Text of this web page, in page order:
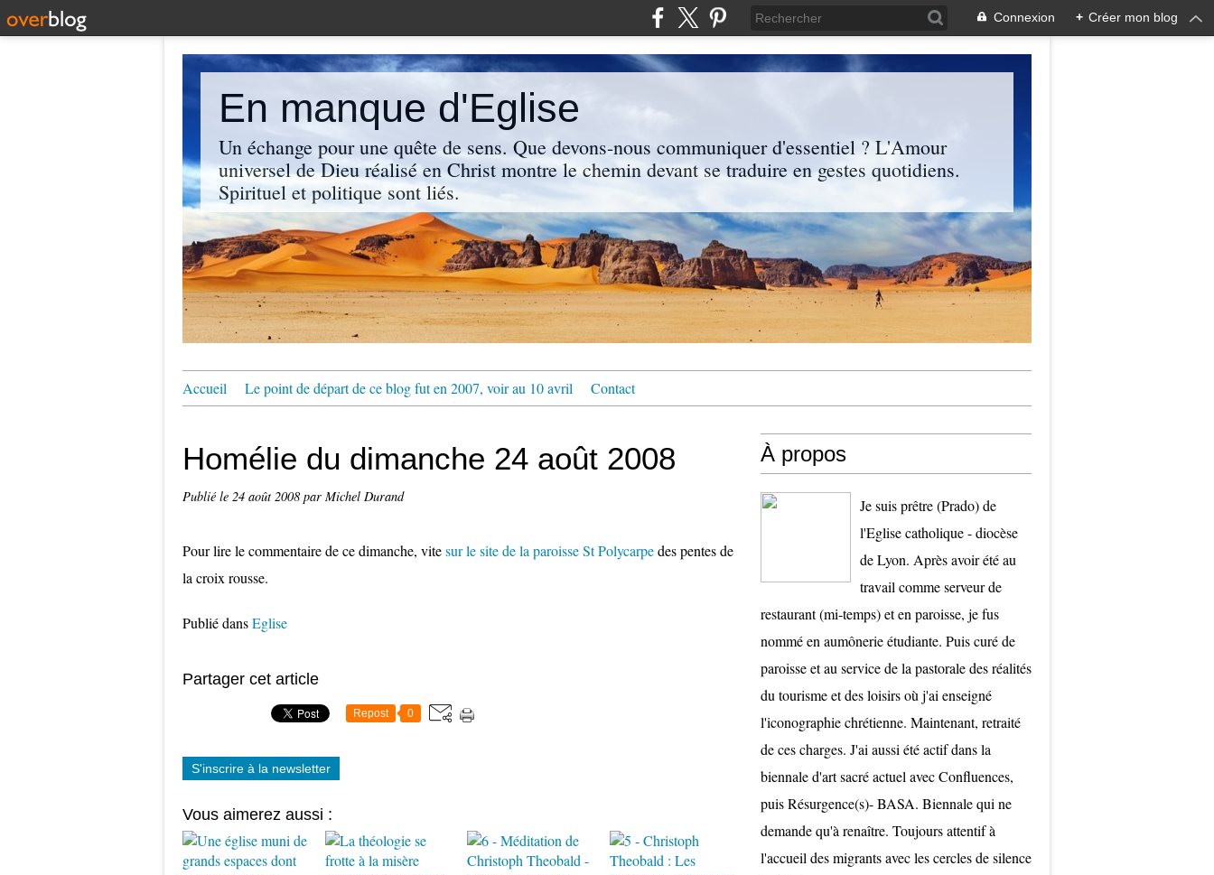
Connexion + Créer mon blog
En manque d'Eglise
Un échange pour une quête de sens. Que devons-nous communiquer d'essentiel ? L'Amour
universel de Dieu réalisé en Christ montre le chemin devant se traduire en gestes quotidiens.
Spirituel et politique sont liés.
Accueil Le point de départ de ce blog fut en 2007, voir au 10 avril Contact
Homélie du dimanche 24 août 2008
Publié le 24 août 2008 par Michel Durand
Pour lire le commentaire de ce dimanche, vitesur le site de la paroisse St Polycarpedes pentes de
la croix rousse.
Publié dansEglise
Partager cet article
Repost 0
S'inscrire à la newsletter
Vous aimerez aussi :
À propos
Je suis prêtre (Prado) de
l'Eglise catholique - diocèse
de Lyon. Après avoir été au
travail comme serveur de
restaurant (mi-temps) et en paroisse, je fus
nommé en aumônerie étudiante. Puis curé de
paroisse et au service de la pastorale des réalités
du tourisme et des loisirs où j'ai enseigné
l'iconographie chrétienne. Maintenant, retraité
de ces charges. J'ai aussi été actif dans la
biennale d'art sacré actuel avec Confluences,
puis Résurgence(s)- BASA. Biennale qui ne
demande qu'à renaître. Toujours attentif à
l'accueil des migrants avec les cercles de silence